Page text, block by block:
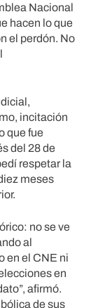
Nacional
hacen lo que
el perdón. No
incitación
que fue
del 28 de
respetar la
meses
no se ve
al
en el CNE ni
en
afirmó.
de sus